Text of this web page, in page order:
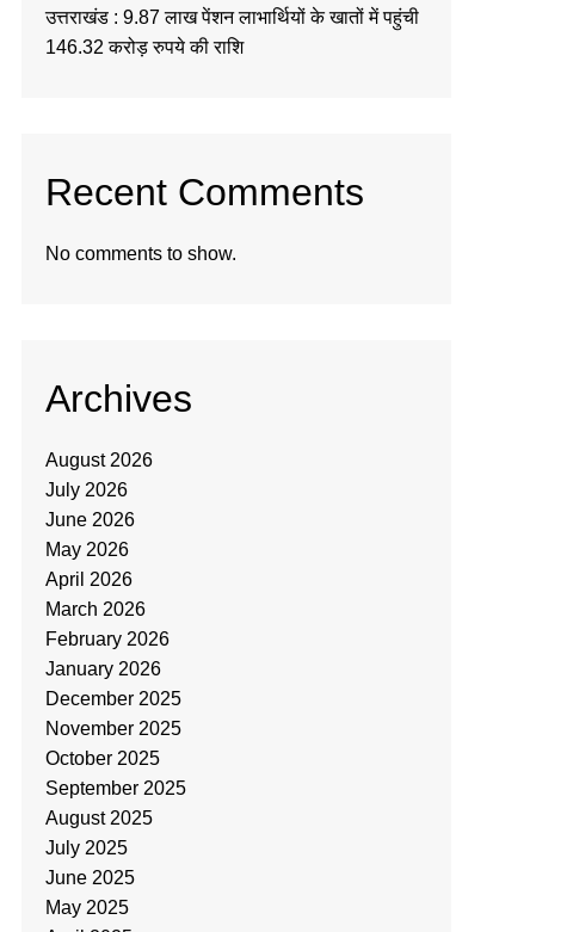
उत्तराखंड : 9.87 लाख पेंशन लाभार्थियों के खातों में पहुंची
146.32 करोड़ रुपये की राशि
Recent Comments
No comments to show.
Archives
August 2026
July 2026
June 2026
May 2026
April 2026
March 2026
February 2026
January 2026
December 2025
November 2025
October 2025
September 2025
August 2025
July 2025
June 2025
May 2025